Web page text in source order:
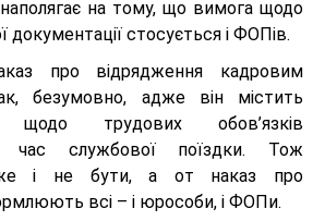
на тому, що вимога щодо
документації стосується і ФОПів.
про відрядження кадровим
безумовно, адже він містить
щодо трудових обов’язків
час службової поїздки. Тож
і не бути, а от наказ про
всі – і юрособи, і ФОПи.